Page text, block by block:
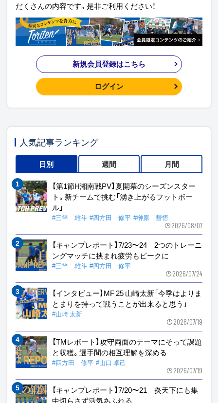
だくさんの内容です。是非ご利用ください！
新規会員登録はこちら
ログイン
人気記事ランキング
日別 週間 月間
【第1節H湘南戦PV】夏開幕のシーズンスター
ト。新チームで挑む「湧き上がるフットボー
ル」
#三竿 雄斗 #四方田 修平 #榊原 彗悟
2026/08/07
【キャンプレポート】7/23〜24 2つのトレーニ
ングマッチに挟まれ疲労もピークに
#三竿 雄斗 #四方田 修平
2026/07/24
【インタビュー】MF 25 山崎太新「今季はよりま
とまりを持って戦うことが出来ると思う」
#山崎 太新
2026/07/19
【TMレポート】攻守両面のテーマにそって課題
と収穫。選手間の相互理解を深める
#四方田 修平 #山口 卓己
2026/07/19
【キャンプレポート】7/20〜21 炎天下にも集
中切らさず活気あふれる